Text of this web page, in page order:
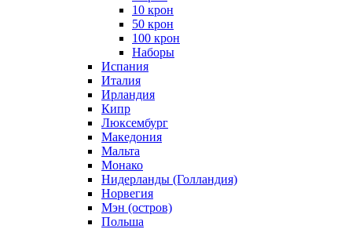
10 крон
50 крон
100 крон
Наборы
Испания
Италия
Ирландия
Кипр
Люксембург
Македония
Мальта
Монако
Нидерланды (Голландия)
Норвегия
Мэн (остров)
Польша